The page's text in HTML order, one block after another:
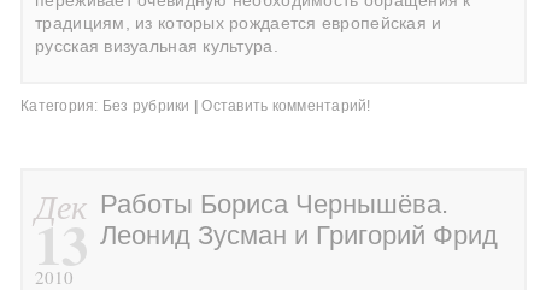
традициям, из которых рождается европейская и
русская визуальная культура.
Категория: Без рубрики | Оставить комментарий!
Дек
13
2010
Работы Бориса Чернышёва.
Леонид Зусман и Григорий Фрид